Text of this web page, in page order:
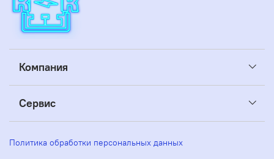
Компания
Сервис
Политика обработки персональных данных